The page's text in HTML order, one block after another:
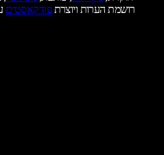
רושמת הערות ויוצרתפודקאסטים